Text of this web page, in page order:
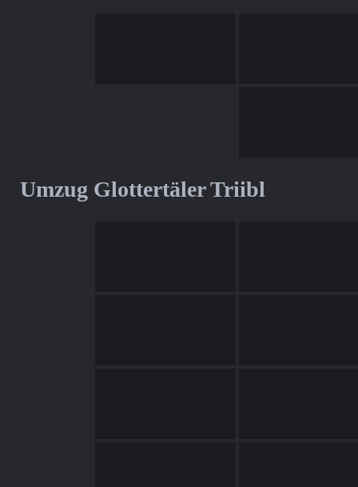
Umzug Glottertäler Triibl